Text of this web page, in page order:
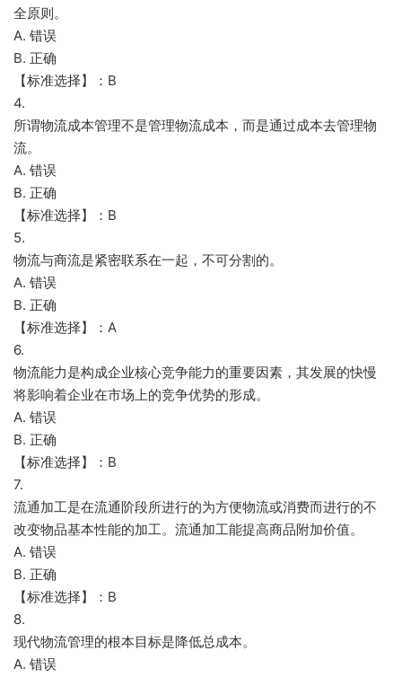
全原则。
A. 错误
B. 正确
【标准选择】：B
4.
所谓物流成本管理不是管理物流成本，而是通过成本去管理物
流。
A. 错误
B. 正确
【标准选择】：B
5.
物流与商流是紧密联系在一起，不可分割的。
A. 错误
B. 正确
【标准选择】：A
6.
物流能力是构成企业核心竞争能力的重要因素，其发展的快慢
将影响着企业在市场上的竞争优势的形成。
A. 错误
B. 正确
【标准选择】：B
7.
流通加工是在流通阶段所进行的为方便物流或消费而进行的不
改变物品基本性能的加工。流通加工能提高商品附加价值。
A. 错误
B. 正确
【标准选择】：B
8.
现代物流管理的根本目标是降低总成本。
A. 错误